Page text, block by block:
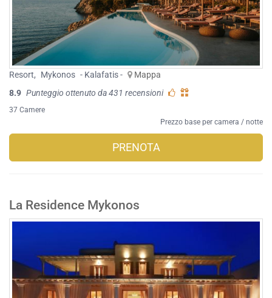
Resort, Mykonos - Kalafatis -
Mappa
8.9 Punteggio ottenuto da 431 recensioni
37 Camere
Prezzo base per camera / notte
PRENOTA
La Residence Mykonos